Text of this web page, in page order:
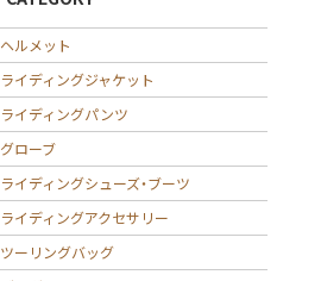
ヘルメット
ライディングジャケット
ライディングパンツ
グローブ
ライディングシューズ・ブーツ
ライディングアクセサリー
ツーリングバッグ